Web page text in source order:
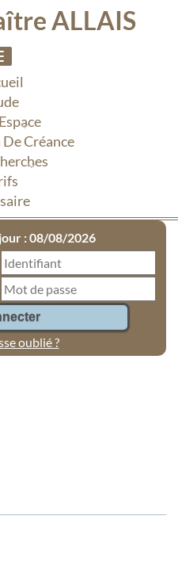
ALLAIS
Créance
: 08/08/2026
oublié ?